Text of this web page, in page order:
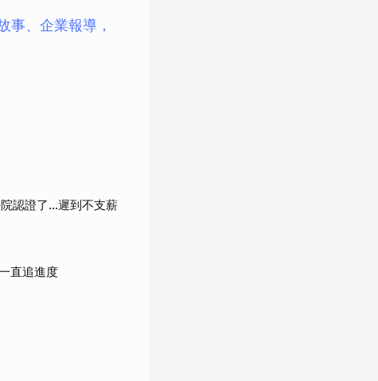
、企業報導，
認證了…遲到不支薪
直追進度